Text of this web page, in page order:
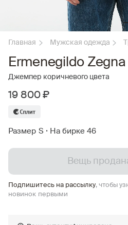
Главная Мужская одежда
Ermenegildo Zegna
Джемпер коричневого цвета
19 800 ₽
Размер S • На бирке 46
Вещь
Подпишитесь на рассылку, чтобы
новинок первыми